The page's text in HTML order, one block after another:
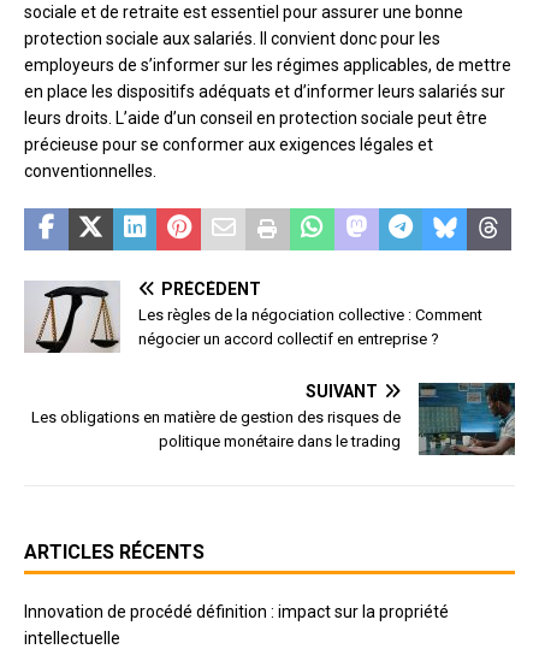
sociale et de retraite est essentiel pour assurer une bonne
protection sociale aux salariés. Il convient donc pour les
employeurs de s’informer sur les régimes applicables, de mettre
en place les dispositifs adéquats et d’informer leurs salariés sur
leurs droits. L’aide d’un conseil en protection sociale peut être
précieuse pour se conformer aux exigences légales et
conventionnelles.
PRÉCÉDENT
Les règles de la négociation collective : Comment
négocier un accord collectif en entreprise ?
SUIVANT
Les obligations en matière de gestion des risques de
politique monétaire dans le trading
ARTICLES RÉCENTS
Innovation de procédé définition : impact sur la propriété
intellectuelle